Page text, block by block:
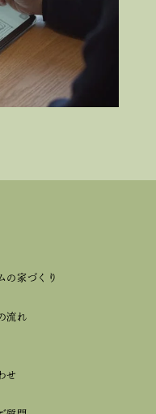
の家づくり
流れ
せ